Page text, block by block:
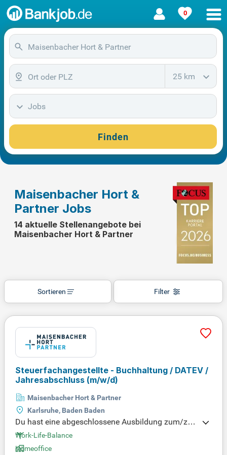
0
25 km
Jobs
Finden
Maisenbacher Hort &
Partner Jobs
14 aktuelle Stellenangebote bei
Maisenbacher Hort & Partner
Filter
Sortieren
Steuerfachangestellte - Buchhaltung / DATEV /
Jahresabschluss (m/w/d)
Maisenbacher Hort & Partner
Karlsruhe, Baden Baden
Du hast eine abgeschlossene Ausbildung zum/zur
Steuerfachangestellten und idealerweise Zusatzqu
alifikationen wie Steuerfachwirt:in oder Bilanzbuch
Work-Life-Balance
Homeoffice